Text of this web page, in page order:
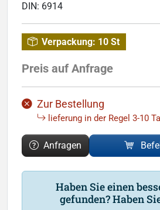
DIN: 6914
Verpackung: 10 St
Preis auf Anfrage
Zur Bestellung
lieferung in der Regel 3-10
Anfragen
Haben Sie einen
gefunden? Haben